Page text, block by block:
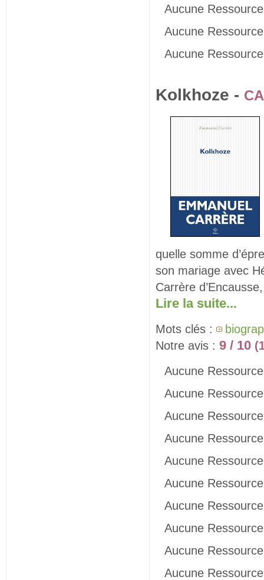
Aucune
Aucune
Aucune
Kolkhoze -
quelle somme
son mariage avec
Carrère
Lire la suite...
Mots clés :
Notre avis : 9 / 10
Aucune
Aucune
Aucune
Aucune
Aucune
Aucune
Aucune
Aucune
Aucune
Aucune